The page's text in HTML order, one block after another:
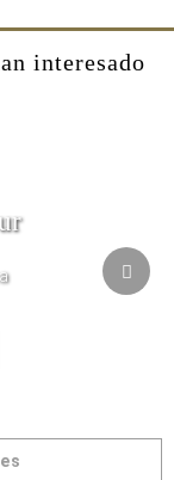
interesado